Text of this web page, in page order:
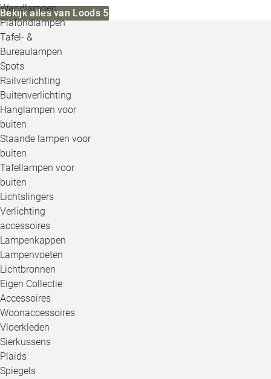
Wandlampen
Plafondlampen
Tafel- &
Bureaulampen
Spots
Railverlichting
Buitenverlichting
Hanglampen voor
buiten
Staande lampen voor
buiten
Tafellampen voor
buiten
Lichtslingers
Verlichting
accessoires
Lampenkappen
Lampenvoeten
Lichtbronnen
Eigen Collectie
Accessoires
Woonaccessoires
Vloerkleden
Sierkussens
Plaids
Spiegels
Bekijk alles van Loods 5